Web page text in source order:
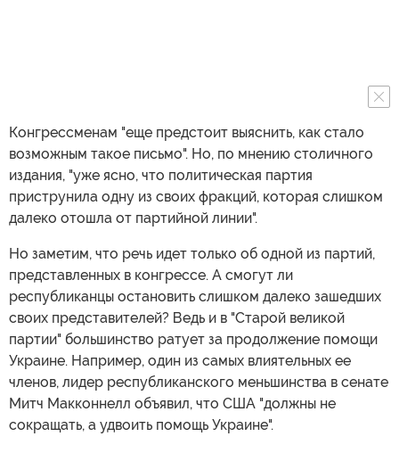
Конгрессменам "еще предстоит выяснить, как стало
возможным такое письмо". Но, по мнению столичного
издания, "уже ясно, что политическая партия
приструнила одну из своих фракций, которая слишком
далеко отошла от партийной линии".
Но заметим, что речь идет только об одной из партий,
представленных в конгрессе. А смогут ли
республиканцы остановить слишком далеко зашедших
своих представителей? Ведь и в "Старой великой
партии" большинство ратует за продолжение помощи
Украине. Например, один из самых влиятельных ее
членов, лидер республиканского меньшинства в сенате
Митч Макконнелл объявил, что США "должны не
сокращать, а удвоить помощь Украине".